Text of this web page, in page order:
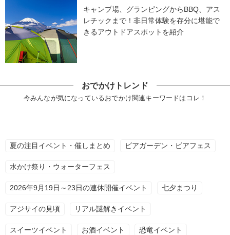
キャンプ場、グランピングからBBQ、アス
レチックまで！非日常体験を存分に堪能で
きるアウトドアスポットを紹介
おでかけトレンド
今みんなが気になっているおでかけ関連キーワードはコレ！
夏の注目イベント・催しまとめ ビアガーデン・ビアフェス
水かけ祭り・ウォーターフェス
2026年9月19日～23日の連休開催イベント 七夕まつり
アジサイの見頃 リアル謎解きイベント
スイーツイベント お酒イベント 恐竜イベント